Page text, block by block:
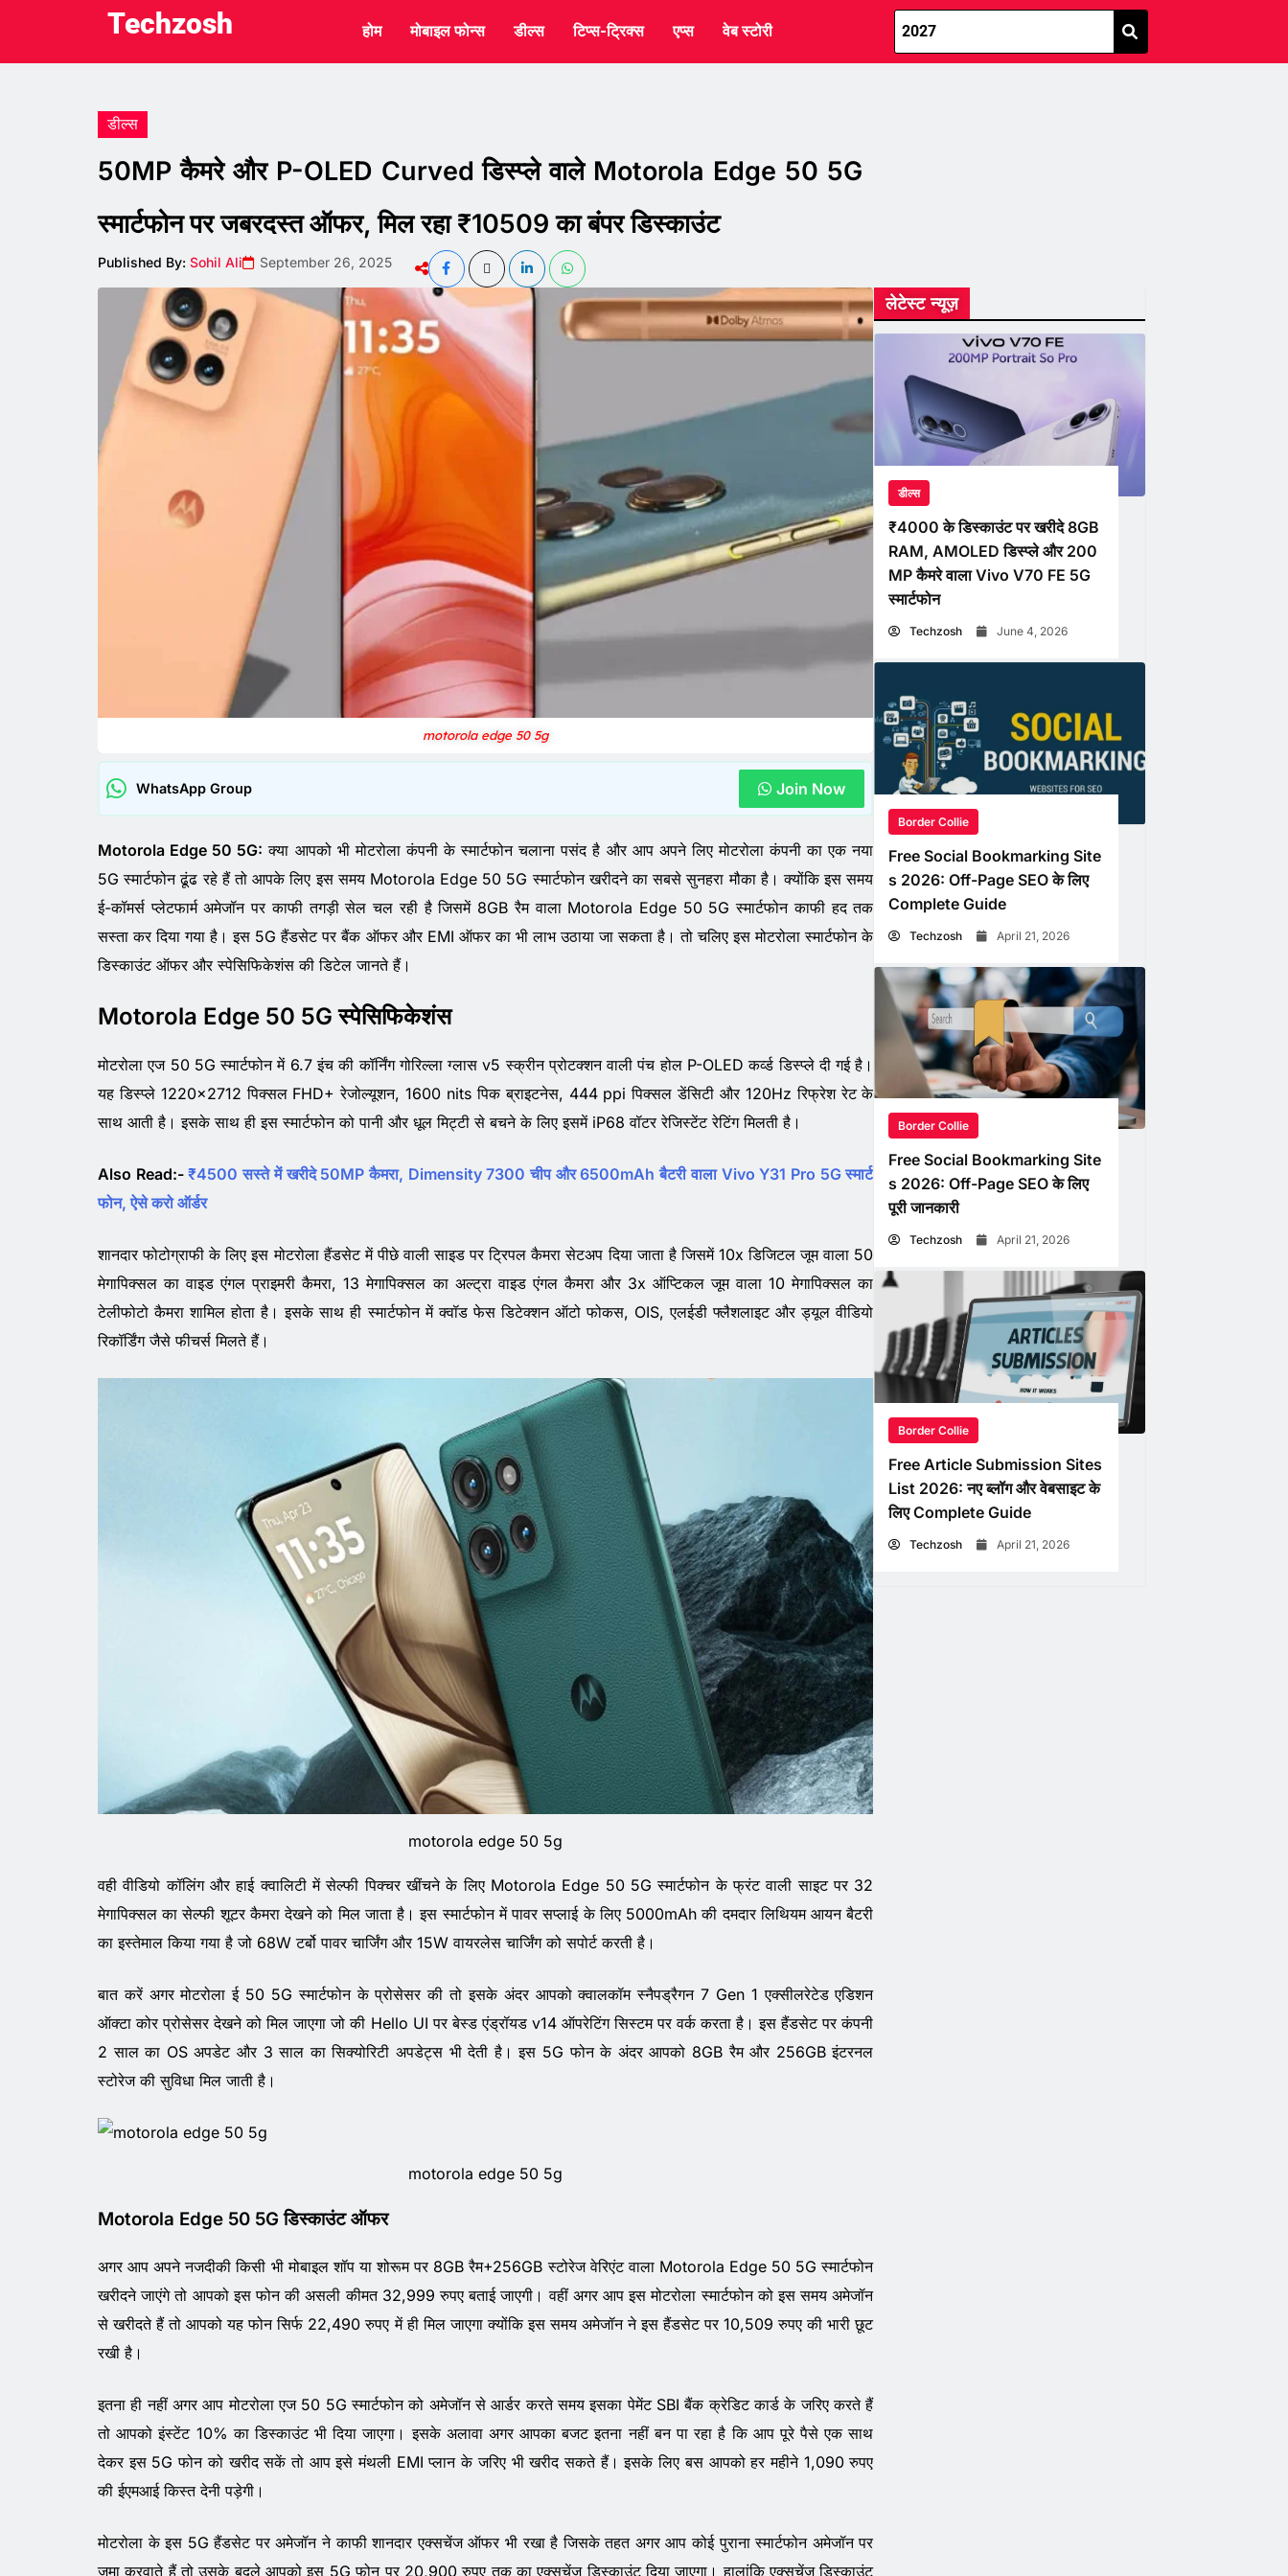
Techzosh होम मोबाइल फोन्स डील्स टिप्स-ट्रिक्स एप्स वेब स्टोरी
डील्स
50MP कैमरे और P-OLED Curved डिस्प्ले वाले Motorola Edge 50 5G
स्मार्टफोन पर जबरदस्त ऑफर, मिल रहा ₹10509 का बंपर डिस्काउंट
Published By: Sohil Ali September 26, 2025
motorola edge 50 5g
WhatsApp Group Join Now
Motorola Edge 50 5G: क्या आपको भी मोटरोला कंपनी के स्मार्टफोन चलाना पसंद है और आप अपने लिए मोटरोला कंपनी का एक नया
5G स्मार्टफोन ढूंढ रहे हैं तो आपके लिए इस समय Motorola Edge 50 5G स्मार्टफोन खरीदने का सबसे सुनहरा मौका है। क्योंकि इस समय
ई-कॉमर्स प्लेटफार्म अमेजॉन पर काफी तगड़ी सेल चल रही है जिसमें 8GB रैम वाला Motorola Edge 50 5G स्मार्टफोन काफी हद तक
सस्ता कर दिया गया है। इस 5G हैंडसेट पर बैंक ऑफर और EMI ऑफर का भी लाभ उठाया जा सकता है। तो चलिए इस मोटरोला स्मार्टफोन के
डिस्काउंट ऑफर और स्पेसिफिकेशंस की डिटेल जानते हैं।
Motorola Edge 50 5G स्पेसिफिकेशंस
मोटरोला एज 50 5G स्मार्टफोन में 6.7 इंच की कॉर्निंग गोरिल्ला ग्लास v5 स्क्रीन प्रोटक्शन वाली पंच होल P-OLED कर्व्ड डिस्प्ले दी गई है।
यह डिस्प्ले 1220×2712 पिक्सल FHD+ रेजोल्यूशन, 1600 nits पिक ब्राइटनेस, 444 ppi पिक्सल डेंसिटी और 120Hz रिफ्रेश रेट के
साथ आती है। इसके साथ ही इस स्मार्टफोन को पानी और धूल मिट्टी से बचने के लिए इसमें iP68 वॉटर रेजिस्टेंट रेटिंग मिलती है।
Also Read:-₹4500 सस्ते में खरीदे 50MP कैमरा, Dimensity 7300 चीप और 6500mAh बैटरी वाला Vivo Y31 Pro 5G स्मार्ट
फोन, ऐसे करो ऑर्डर
शानदार फोटोग्राफी के लिए इस मोटरोला हैंडसेट में पीछे वाली साइड पर ट्रिपल कैमरा सेटअप दिया जाता है जिसमें 10x डिजिटल जूम वाला 50
मेगापिक्सल का वाइड एंगल प्राइमरी कैमरा, 13 मेगापिक्सल का अल्ट्रा वाइड एंगल कैमरा और 3x ऑप्टिकल जूम वाला 10 मेगापिक्सल का
टेलीफोटो कैमरा शामिल होता है। इसके साथ ही स्मार्टफोन में क्वॉड फेस डिटेक्शन ऑटो फोकस, OIS, एलईडी फ्लैशलाइट और ड्यूल वीडियो
रिकॉर्डिंग जैसे फीचर्स मिलते हैं।
motorola edge 50 5g
वही वीडियो कॉलिंग और हाई क्वालिटी में सेल्फी पिक्चर खींचने के लिए Motorola Edge 50 5G स्मार्टफोन के फ्रंट वाली साइट पर 32
मेगापिक्सल का सेल्फी शूटर कैमरा देखने को मिल जाता है। इस स्मार्टफोन में पावर सप्लाई के लिए 5000mAh की दमदार लिथियम आयन बैटरी
का इस्तेमाल किया गया है जो 68W टर्बो पावर चार्जिंग और 15W वायरलेस चार्जिंग को सपोर्ट करती है।
बात करें अगर मोटरोला ई 50 5G स्मार्टफोन के प्रोसेसर की तो इसके अंदर आपको क्वालकॉम स्नैपड्रैगन 7 Gen 1 एक्सीलरेटेड एडिशन
ऑक्टा कोर प्रोसेसर देखने को मिल जाएगा जो की Hello UI पर बेस्ड एंड्रॉयड v14 ऑपरेटिंग सिस्टम पर वर्क करता है। इस हैंडसेट पर कंपनी
2 साल का OS अपडेट और 3 साल का सिक्योरिटी अपडेट्स भी देती है। इस 5G फोन के अंदर आपको 8GB रैम और 256GB इंटरनल
स्टोरेज की सुविधा मिल जाती है।
motorola edge 50 5g
Motorola Edge 50 5G डिस्काउंट ऑफर
अगर आप अपने नजदीकी किसी भी मोबाइल शॉप या शोरूम पर 8GB रैम+256GB स्टोरेज वेरिएंट वाला Motorola Edge 50 5G स्मार्टफोन
खरीदने जाएंगे तो आपको इस फोन की असली कीमत 32,999 रुपए बताई जाएगी। वहीं अगर आप इस मोटरोला स्मार्टफोन को इस समय अमेजॉन
से खरीदते हैं तो आपको यह फोन सिर्फ 22,490 रुपए में ही मिल जाएगा क्योंकि इस समय अमेजॉन ने इस हैंडसेट पर 10,509 रुपए की भारी छूट
रखी है।
इतना ही नहीं अगर आप मोटरोला एज 50 5G स्मार्टफोन को अमेजॉन से आर्डर करते समय इसका पेमेंट SBI बैंक क्रेडिट कार्ड के जरिए करते हैं
तो आपको इंस्टेंट 10% का डिस्काउंट भी दिया जाएगा। इसके अलावा अगर आपका बजट इतना नहीं बन पा रहा है कि आप पूरे पैसे एक साथ
देकर इस 5G फोन को खरीद सकें तो आप इसे मंथली EMI प्लान के जरिए भी खरीद सकते हैं। इसके लिए बस आपको हर महीने 1,090 रुपए
की ईएमआई किस्त देनी पड़ेगी।
मोटरोला के इस 5G हैंडसेट पर अमेजॉन ने काफी शानदार एक्सचेंज ऑफर भी रखा है जिसके तहत अगर आप कोई पुराना स्मार्टफोन अमेजॉन पर
जमा करवाते हैं तो उसके बदले आपको इस 5G फोन पर 20,900 रुपए तक का एक्सचेंज डिस्काउंट दिया जाएगा। हालांकि एक्सचेंज डिस्काउंट
लेटेस्ट न्यूज़
डील्स
₹4000 के डिस्काउंट पर खरीदे 8GB
RAM, AMOLED डिस्प्ले और 200
MP कैमरे वाला Vivo V70 FE 5G
स्मार्टफोन
Techzosh June 4, 2026
Border Collie
Free Social Bookmarking Site
s 2026: Off-Page SEO के लिए
Complete Guide
Techzosh April 21, 2026
Border Collie
Free Social Bookmarking Site
s 2026: Off-Page SEO के लिए
पूरी जानकारी
Techzosh April 21, 2026
Border Collie
Free Article Submission Sites
List 2026: नए ब्लॉग और वेबसाइट के
लिए Complete Guide
Techzosh April 21, 2026